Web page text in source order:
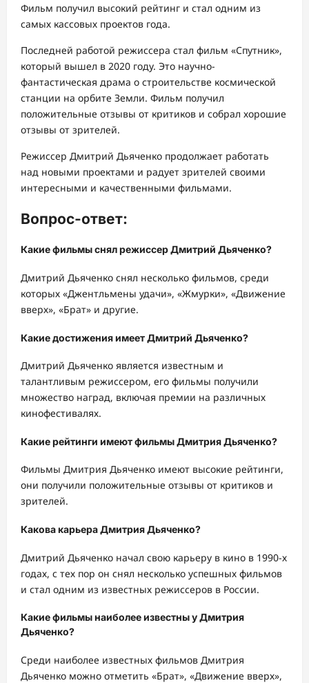
Фильм получил высокий рейтинг и стал одним из
самых кассовых проектов года.
Последней работой режиссера стал фильм «Спутник»,
который вышел в 2020 году. Это научно-
фантастическая драма о строительстве космической
станции на орбите Земли. Фильм получил
положительные отзывы от критиков и собрал хорошие
отзывы от зрителей.
Режиссер Дмитрий Дьяченко продолжает работать
над новыми проектами и радует зрителей своими
интересными и качественными фильмами.
Вопрос-ответ:
Какие фильмы снял режиссер Дмитрий Дьяченко?
Дмитрий Дьяченко снял несколько фильмов, среди
которых «Джентльмены удачи», «Жмурки», «Движение
вверх», «Брат» и другие.
Какие достижения имеет Дмитрий Дьяченко?
Дмитрий Дьяченко является известным и
талантливым режиссером, его фильмы получили
множество наград, включая премии на различных
кинофестивалях.
Какие рейтинги имеют фильмы Дмитрия Дьяченко?
Фильмы Дмитрия Дьяченко имеют высокие рейтинги,
они получили положительные отзывы от критиков и
зрителей.
Какова карьера Дмитрия Дьяченко?
Дмитрий Дьяченко начал свою карьеру в кино в 1990-х
годах, с тех пор он снял несколько успешных фильмов
и стал одним из известных режиссеров в России.
Какие фильмы наиболее известны у Дмитрия
Дьяченко?
Среди наиболее известных фильмов Дмитрия
Дьяченко можно отметить «Брат», «Движение вверх»,